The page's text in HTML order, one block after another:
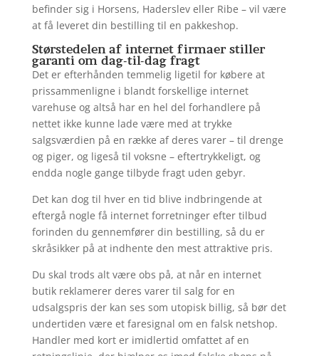
befinder sig i Horsens, Haderslev eller Ribe – vil være
at få leveret din bestilling til en pakkeshop.
Størstedelen af internet firmaer stiller
garanti om dag-til-dag fragt
Det er efterhånden temmelig ligetil for købere at
prissammenligne i blandt forskellige internet
varehuse og altså har en hel del forhandlere på
nettet ikke kunne lade være med at trykke
salgsværdien på en række af deres varer – til drenge
og piger, og ligeså til voksne – eftertrykkeligt, og
endda nogle gange tilbyde fragt uden gebyr.
Det kan dog til hver en tid blive indbringende at
eftergå nogle få internet forretninger efter tilbud
forinden du gennemfører din bestilling, så du er
skråsikker på at indhente den mest attraktive pris.
Du skal trods alt være obs på, at når en internet
butik reklamerer deres varer til salg for en
udsalgspris der kan ses som utopisk billig, så bør det
undertiden være et faresignal om en falsk netshop.
Handler med kort er imidlertid omfattet af en